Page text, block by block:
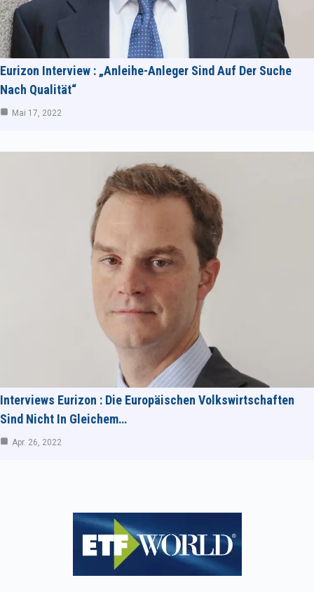
Eurizon Interview : „Anleihe-Anleger Sind Auf Der Suche
Nach Qualität“
Mai 17, 2022
Interviews Eurizon : Die Europäischen Volkswirtschaften
Sind Nicht In Gleichem…
Apr. 26, 2022